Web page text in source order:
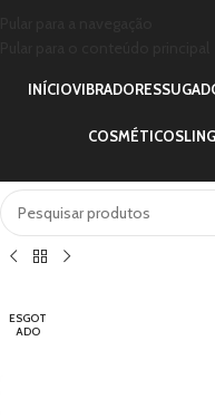
INÍCIOVIBRADORES
COSMÉTICOS
ESGOT
ADO